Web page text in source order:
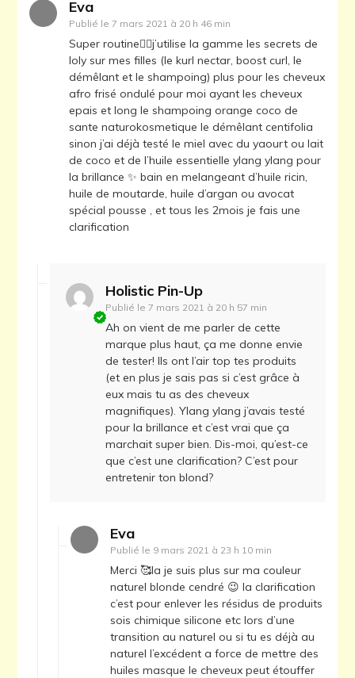
Eva
Publié le7 mars 2021 à 20 h 46 min
Super routine👌🏼j’utilise la gamme les secrets de
loly sur mes filles (le kurl nectar, boost curl, le
démêlant et le shampoing) plus pour les cheveux
afro frisé ondulé pour moi ayant les cheveux
epais et long le shampoing orange coco de
sante naturokosmetique le démêlant centifolia
sinon j’ai déjà testé le miel avec du yaourt ou lait
de coco et de l’huile essentielle ylang ylang pour
la brillance ✨ bain en melangeant d’huile ricin,
huile de moutarde, huile d’argan ou avocat
spécial pousse , et tous les 2mois je fais une
clarification
Holistic Pin-Up
Publié le7 mars 2021 à 20 h 57 min
Ah on vient de me parler de cette
marque plus haut, ça me donne envie
de tester! Ils ont l’air top tes produits
(et en plus je sais pas si c’est grâce à
eux mais tu as des cheveux
magnifiques). Ylang ylang j’avais testé
pour la brillance et c’est vrai que ça
marchait super bien. Dis-moi, qu’est-ce
que c’est une clarification? C’est pour
entretenir ton blond?
Eva
Publié le 9 mars 2021 à 23 h 10 min
Merci 🥰la je suis plus sur ma couleur
naturel blonde cendré 😉 la clarification
c’est pour enlever les résidus de produits
sois chimique silicone etc lors d’une
transition au naturel ou si tu es déjà au
naturel l’excédent a force de mettre des
huiles masque le cheveux peut étouffer